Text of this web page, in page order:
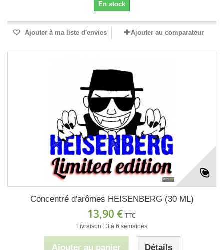
En stock
Ajouter à ma liste d'envies Ajouter au comparateur
Concentré d'arômes HEISENBERG (30 ML)
13,90 € TTC
Livraison : 3 à 6 semaines
Ajouter au panier Détails